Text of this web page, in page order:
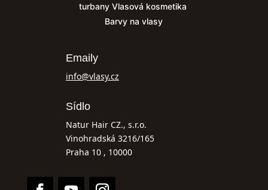
turbany Vlasová kosmetika
Barvy na vlasy
Emaily
info@vlasy.cz
Sídlo
Natur Hair CZ., s.r.o.
Vinohradská 3216/165
Praha 10 , 10000